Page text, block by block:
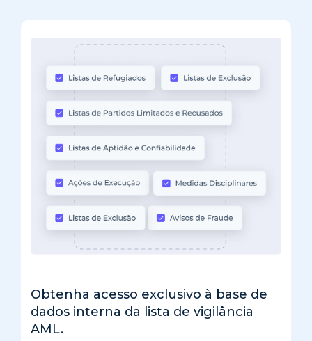
Obtenha acesso exclusivo à base de
dados interna da lista de vigilância
AML.